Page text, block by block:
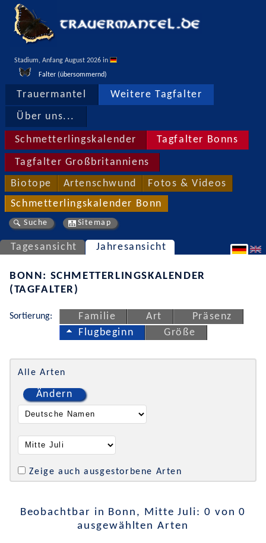
Stadium, Anfang August 2026 in
Falter (übersommernd)
Trauermantel Weitere Tagfalter
Über uns...
Schmetterlingskalender Tagfalter Bonns
Tagfalter Großbritanniens
Biotope Artenschwund Fotos & Videos
Schmetterlingskalender Bonn
Suche Sitemap
Tagesansicht Jahresansicht
BONN: SCHMETTERLINGSKALENDER
(TAGFALTER)
Sortierung: Familie Art
Präsenz
Flugbeginn
Größe
Alle Arten
Ändern
Zeige auch ausgestorbene Arten
Beobachtbar in Bonn, Mitte Juli: 0 von 0
ausgewählten Arten